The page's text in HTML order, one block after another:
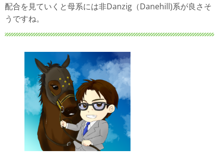
配合を見ていくと母系には非Danzig（Danehill)系が良さそ
うですね。